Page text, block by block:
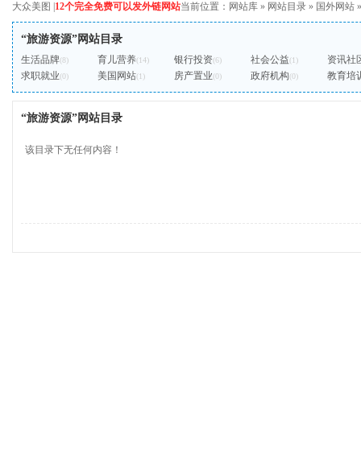
大众美图 12个完全免费可以发外链网站当前位置： 网站库 » 网站目录 » 国外网站
“旅游资源”网站目录
生活品牌(8) 育儿营养(14) 银行投资(6) 社会公益(1)
资讯社
求职就业(0) 美国网站(1) 房产置业(0) 政府机构(0) 教育培
“旅游资源”网站目录
该目录下无任何内容！